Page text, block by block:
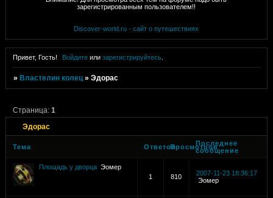
зарегистрированным пользователем!!
Discover-world.ru - сайт о путешествиях
Привет, Гость! Войдите илизарегистрируйтесь
» Властелин колец »Эдорас
Эдорас
Страница:1
Тема ОтветовПросмотровПоследнее
сообщение
Площадь у дворца Эомер
1
810
2007-11-23 18:36:17
Эомер